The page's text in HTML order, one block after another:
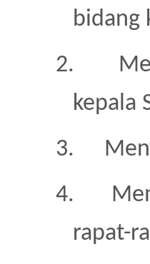
bidang
2.
kepala
3.
4.
rapat-